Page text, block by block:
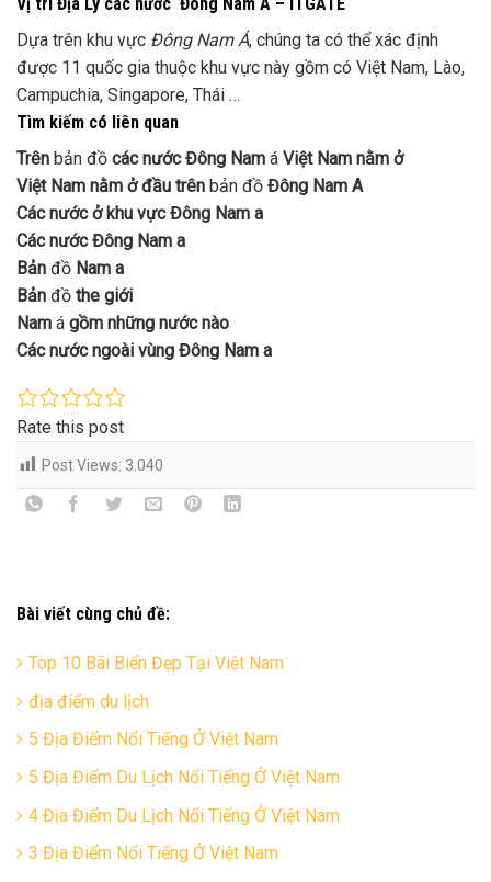
Dựa trên khu vực Đông Nam Á, chúng ta có thể xác định
được 11 quốc gia thuộc khu vực này gồm có Việt Nam, Lào,
Campuchia, Singapore, Thái …
Tìm kiếm có liên quan
Trên bản đồ các nước Đông Nam á Việt Nam nằm ở
Việt Nam nằm ở đầu trên bản đồ Đông Nam A
Các nước ở khu vực Đông Nam a
Các nước Đông Nam a
Bản đồ Nam a
Bản đồ the giới
Nam á gồm những nước nào
Các nước ngoài vùng Đông Nam a
Rate this post
Post Views: 3.040
Bài viết cùng chủ đề:
Top 10 Bãi Biển Đẹp Tại Việt Nam
địa điểm du lịch
5 Địa Điểm Nổi Tiếng Ở Việt Nam
5 Địa Điểm Du Lịch Nổi Tiếng Ở Việt Nam
4 Địa Điểm Du Lịch Nổi Tiếng Ở Việt Nam
3 Địa Điểm Nổi Tiếng Ở Việt Nam